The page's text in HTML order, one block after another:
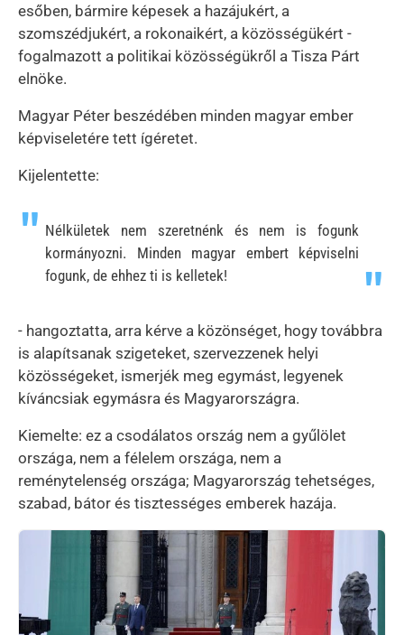
esőben, bármire képesek a hazájukért, a
szomszédjukért, a rokonaikért, a közösségükért -
fogalmazott a politikai közösségükről a Tisza Párt
elnöke.
Magyar Péter beszédében minden magyar ember
képviseletére tett ígéretet.
Kijelentette:
Nélkületek nem szeretnénk és nem is fogunk
kormányozni. Minden magyar embert képviselni
fogunk, de ehhez ti is kelletek!
- hangoztatta, arra kérve a közönséget, hogy továbbra
is alapítsanak szigeteket, szervezzenek helyi
közösségeket, ismerjék meg egymást, legyenek
kíváncsiak egymásra és Magyarországra.
Kiemelte: ez a csodálatos ország nem a gyűlölet
országa, nem a félelem országa, nem a
reménytelenség országa; Magyarország tehetséges,
szabad, bátor és tisztességes emberek hazája.
Kép